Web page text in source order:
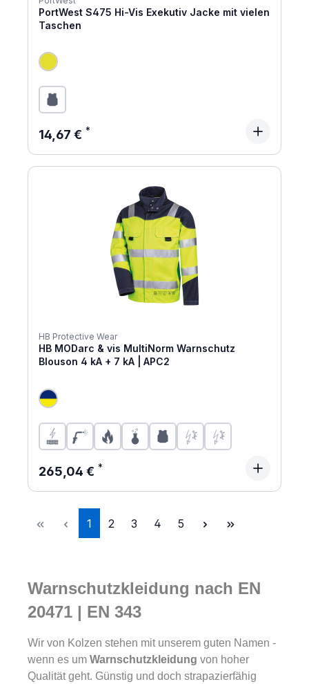
PortWest S475 Hi-Vis Exekutiv Jacke mit vielen
Taschen
Regulärer Preis:
14,67 €
HB Protective Wear
HB MODarc & vis MultiNorm Warnschutz
Blouson 4 kA + 7 kA | APC2
Regulärer Preis:
265,04 €
Seite
1 Seite
2 Seite
3 Seite
4 Seite
5
Warnschutzkleidung nach EN
20471 | EN 343
Wir von Kolzen stehen mit unserem guten Namen -
wenn es um Warnschutzkleidung von hoher
Qualität geht. Günstig und doch strapazierfähig